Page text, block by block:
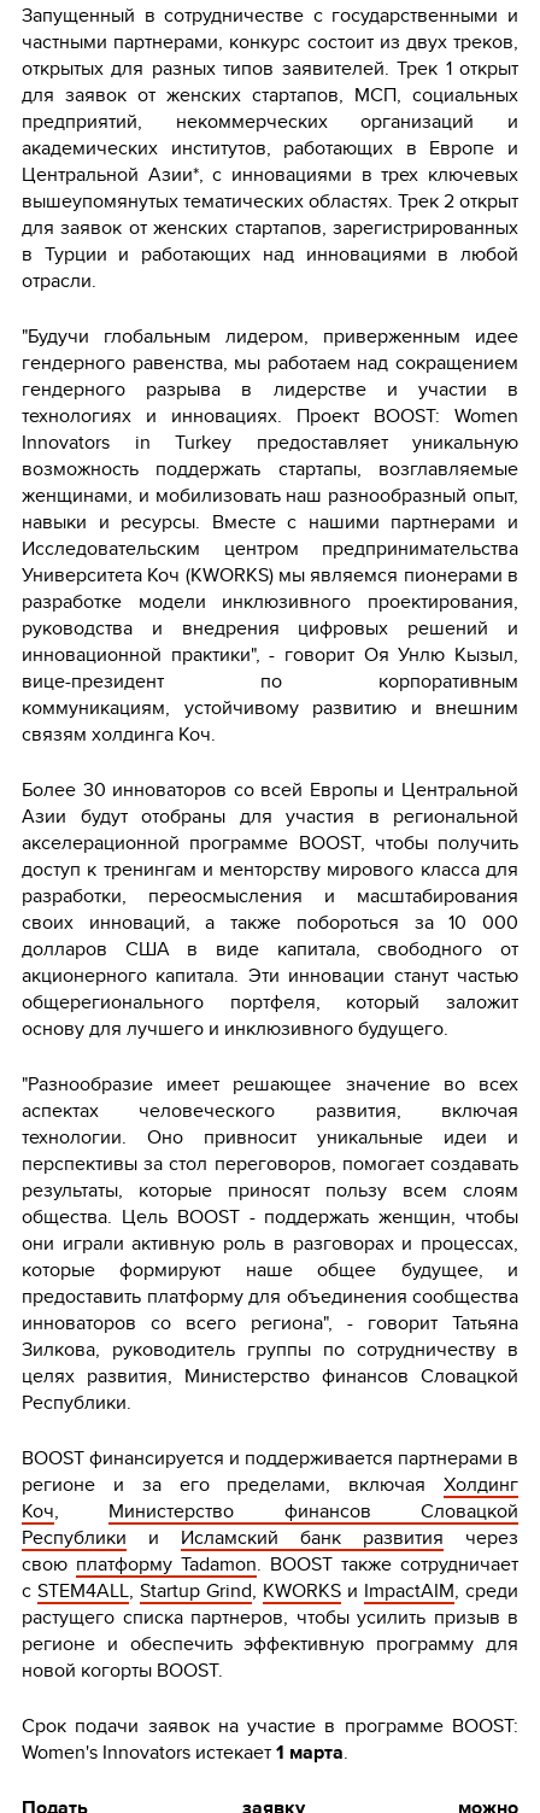
Запущенный в сотрудничестве с государственными и
частными партнерами, конкурс состоит из двух треков,
открытых для разных типов заявителей. Трек 1 открыт
для заявок от женских стартапов, МСП, социальных
предприятий, некоммерческих организаций и
академических институтов, работающих в Европе и
Центральной Азии*, с инновациями в трех ключевых
вышеупомянутых тематических областях. Трек 2 открыт
для заявок от женских стартапов, зарегистрированных
в Турции и работающих над инновациями в любой
отрасли.
"Будучи глобальным лидером, приверженным идее
гендерного равенства, мы работаем над сокращением
гендерного разрыва в лидерстве и участии в
технологиях и инновациях. Проект BOOST: Women
Innovators in Turkey предоставляет уникальную
возможность поддержать стартапы, возглавляемые
женщинами, и мобилизовать наш разнообразный опыт,
навыки и ресурсы. Вместе с нашими партнерами и
Исследовательским центром предпринимательства
Университета Коч (KWORKS) мы являемся пионерами в
разработке модели инклюзивного проектирования,
руководства и внедрения цифровых решений и
инновационной практики", - говорит Оя Унлю Кызыл,
вице-президент по корпоративным
коммуникациям, устойчивому развитию и внешним
связям холдинга Коч.
Более 30 инноваторов со всей Европы и Центральной
Азии будут отобраны для участия в региональной
акселерационной программе BOOST, чтобы получить
доступ к тренингам и менторству мирового класса для
разработки, переосмысления и масштабирования
своих инноваций, а также побороться за 10 000
долларов США в виде капитала, свободного от
акционерного капитала. Эти инновации станут частью
общерегионального портфеля, который заложит
основу для лучшего и инклюзивного будущего.
"Разнообразие имеет решающее значение во всех
аспектах человеческого развития, включая
технологии. Оно привносит уникальные идеи и
перспективы за стол переговоров, помогает создавать
результаты, которые приносят пользу всем слоям
общества. Цель BOOST - поддержать женщин, чтобы
они играли активную роль в разговорах и процессах,
которые формируют наше общее будущее, и
предоставить платформу для объединения сообщества
инноваторов со всего региона", - говорит Татьяна
Зилкова, руководитель группы по сотрудничеству в
целях развития, Министерство финансов Словацкой
Республики.
BOOST финансируется и поддерживается партнерами в
регионе и за его пределами, включая Холдинг
Коч, Министерство финансов Словацкой
Республики и Исламский банк развития через
свою платформу Tadamon. BOOST также сотрудничает
с STEM4ALL, Startup Grind, KWORKS и ImpactAIM, среди
растущего списка партнеров, чтобы усилить призыв в
регионе и обеспечить эффективную программу для
новой когорты BOOST.
Срок подачи заявок на участие в программе BOOST:
Women's Innovators истекает1 марта.